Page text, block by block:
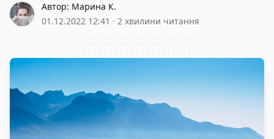
Марина К.
Автор: Марина К.
01.12.2022 12:41 · 2 хвилини читання